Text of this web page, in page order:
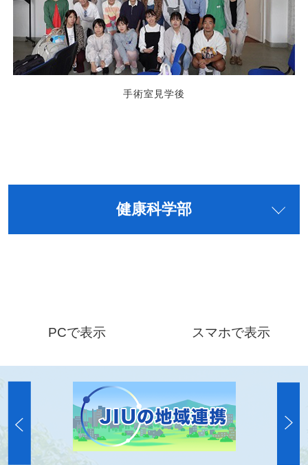
手術室見学後
健康科学部
PCで表示 スマホで表示